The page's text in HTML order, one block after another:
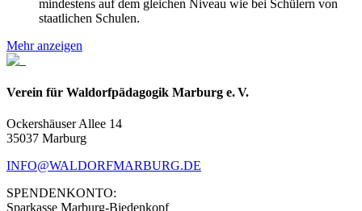
mindestens auf dem gleichen Niveau wie bei Schülern von
staatlichen Schulen.
Mehr anzeigen
Verein für Waldorfpädagogik Marburg e. V.
Ockershäuser Allee 14
35037 Marburg
INFO@WALDORFMARBURG.DE
SPENDENKONTO:
Sparkasse Marburg-Biedenkopf